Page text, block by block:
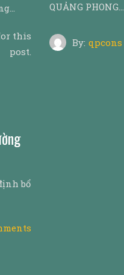
this
post.
QUẢNG PHONG…
By: qpcons
bổ